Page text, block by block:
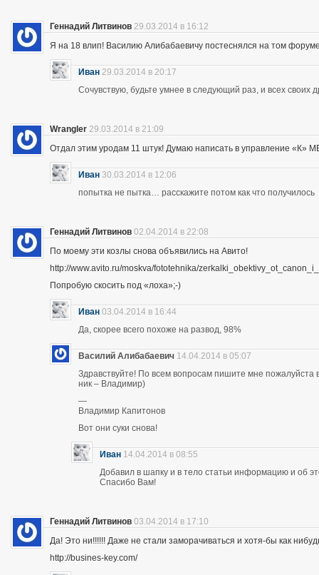
Геннадий Литвинов 29.03.2014 в 16:12
Я на 18 влип! Василию Алибабаевичу постеснялся на том
Иван 29.03.2014 в 20:17
Сочувствую, будьте умнее в следующий раз, и всех своих
Wrangler 29.03.2014 в 21:09
Отдал этим уродам 11 штук! Думаю написать в управление «К»
Иван 30.03.2014 в 12:06
попытка не пытка… расскажите потом как что получилось
Геннадий Литвинов 02.04.2014 в 22:08
По моему эти козлы снова объявились на Авито!
http://www.avito.ru/moskva/fototehnika/
Попробую скосить под «лоха»;-)
Иван 03.04.2014 в 16:44
Да, скорее всего похоже на развод, 98%
Василий Алибабаевич 14.04.2014 в 05:07
Здравствуйте! По всем вопросам пишите мне
ник – Владимир)
—
Владимир Капитонов
Вот они суки снова!
Иван 14.04.2014 в 08:55
Добавил в шапку и в тело статьи информацию и об
Спасибо Вам!
Геннадий Литвинов 03.04.2014 в 17:10
Да! Это ни!!!!!! Даже не стали заморачиваться и хотя-бы как
http://busines-key.com/